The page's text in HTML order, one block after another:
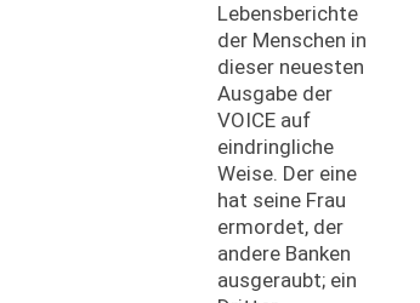
Lebensberichte
der Menschen in
dieser neuesten
Ausgabe der
VOICE auf
eindringliche
Weise. Der eine
hat seine Frau
ermordet, der
andere Banken
ausgeraubt; ein